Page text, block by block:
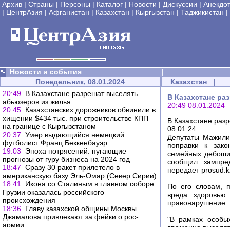
Архив | Страны | Персоны | Каталог | Новости | Дискуссии |
| ЦентрАзия | Афганистан | Казахстан | Кыргызстан | Таджикистан |
Новости и события
|
Понедельник, 08.01.2024
20:49 В Казахстане разрешат выселять
абьюзеров из жилья
20:45 Казахстанских дорожников обвинили в
хищении $434 тыс. при строительстве КПП
на границе с Кыргызстаном
20:37 Умер выдающийся немецкий
футболист Франц Беккенбауэр
19:03
Эпоха потрясений: пугающие
прогнозы от гуру бизнеса на 2024 год
18:47 Сразу 30 ракет прилетело в
американскую базу Эль-Омар (Север Сирии)
18:41
Икона со Сталиным в главном соборе
Грузии оказалась российского
происхождения
18:36 Главу казахской общины Москвы
Джамалова привлекают за фейки о рос-
армии
Казахстан |
В Казахстане
20:49 08.01.2024
В Казахстане
08.01.24
Депутаты
поправки к
семейных
сообщил
передает
По его словам,
вреда
правонарушение.
"В рамках